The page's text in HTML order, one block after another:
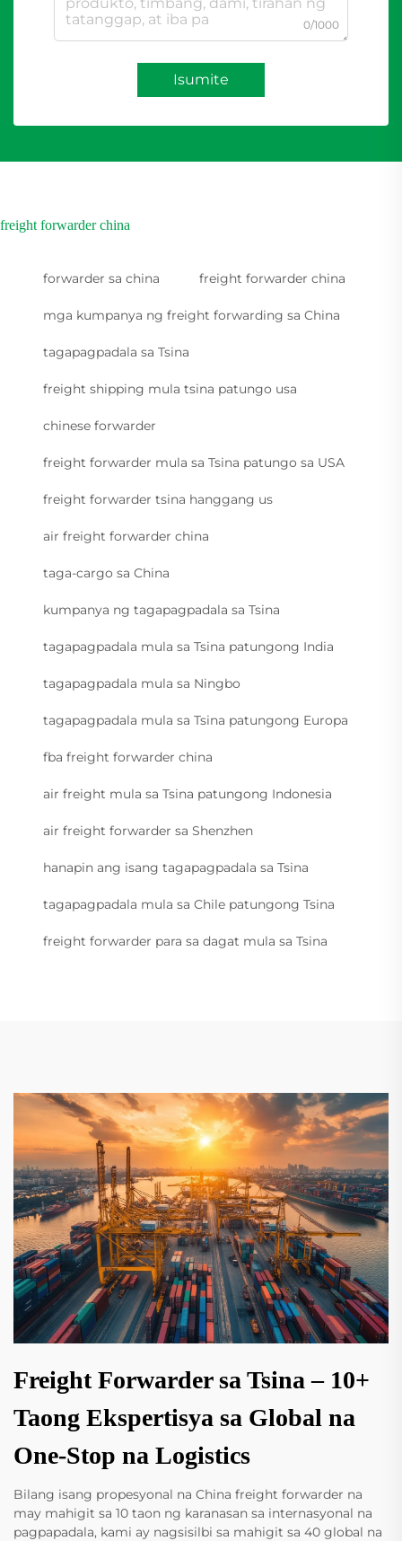
0/1000
Isumite
freight forwarder china
forwarder sa china freight forwarder china
mga kumpanya ng freight forwarding sa China
tagapagpadala sa Tsina
freight shipping mula tsina patungo usa
chinese forwarder
freight forwarder mula sa Tsina patungo sa USA
freight forwarder tsina hanggang us
air freight forwarder china
taga-cargo sa China
kumpanya ng tagapagpadala sa Tsina
tagapagpadala mula sa Tsina patungong India
tagapagpadala mula sa Ningbo
tagapagpadala mula sa Tsina patungong Europa
fba freight forwarder china
air freight mula sa Tsina patungong Indonesia
air freight forwarder sa Shenzhen
hanapin ang isang tagapagpadala sa Tsina
tagapagpadala mula sa Chile patungong Tsina
freight forwarder para sa dagat mula sa Tsina
Freight Forwarder sa Tsina – 10+
Taong Ekspertisya sa Global na
One-Stop na Logistics
Bilang isang propesyonal na China freight forwarder na
may mahigit sa 10 taon ng karanasan sa internasyonal na
pagpapadala, kami ay nagsisilbi sa mahigit sa 40 global na